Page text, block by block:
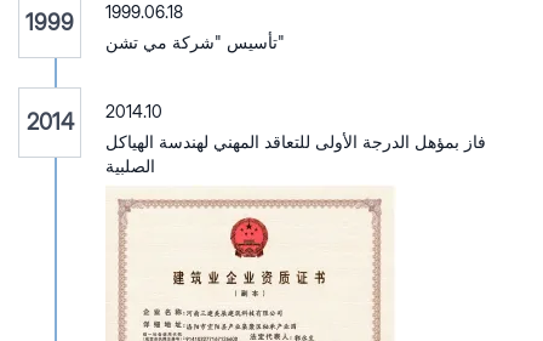
1999
1999.06.18
تأسيس "شركة مي تشن"
2014
2014.10
فاز بمؤهل الدرجة الأولى للتعاقد المهني لهندسة الهياكل
الصلبية